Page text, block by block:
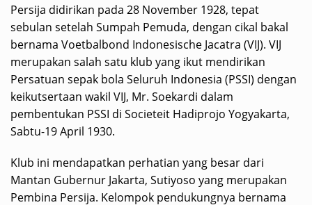
Persija didirikan pada 28 November 1928, tepat
sebulan setelah Sumpah Pemuda, dengan cikal bakal
bernama Voetbalbond Indonesische Jacatra (VIJ). VIJ
merupakan salah satu klub yang ikut mendirikan
Persatuan sepak bola Seluruh Indonesia (PSSI) dengan
keikutsertaan wakil VIJ, Mr. Soekardi dalam
pembentukan PSSI di Societeit Hadiprojo Yogyakarta,
Sabtu-19 April 1930.
Klub ini mendapatkan perhatian yang besar dari
Mantan Gubernur Jakarta, Sutiyoso yang merupakan
Pembina Persija. Kelompok pendukungnya bernama